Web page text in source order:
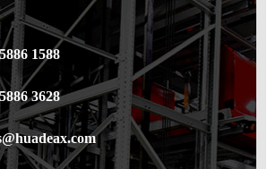
1588
3628